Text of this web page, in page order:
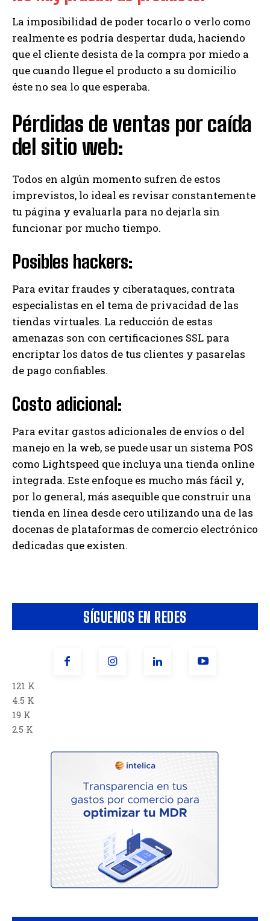
SÍGUENOS EN REDES
121 K
4.5 K
19 K
2.5 K
La imposibilidad de poder tocarlo o verlo como
realmente es podría despertar duda, haciendo
que el cliente desista de la compra por miedo a
que cuando llegue el producto a su domicilio
éste no sea lo que esperaba.
Pérdidas de ventas por caída
del sitio web:
Todos en algún momento sufren de estos
imprevistos, lo ideal es revisar constantemente
tu página y evaluarla para no dejarla sin
funcionar por mucho tiempo.
Posibles hackers:
Para evitar fraudes y ciberataques, contrata
especialistas en el tema de privacidad de las
tiendas virtuales. La reducción de estas
amenazas son con certificaciones SSL para
encriptar los datos de tus clientes y pasarelas
de pago confiables.
Costo adicional:
Para evitar gastos adicionales de envíos o del
manejo en la web, se puede usar un sistema POS
como Lightspeed que incluya una tienda online
integrada. Este enfoque es mucho más fácil y,
por lo general, más asequible que construir una
tienda en línea desde cero utilizando una de las
docenas de plataformas de comercio electrónico
dedicadas que existen.